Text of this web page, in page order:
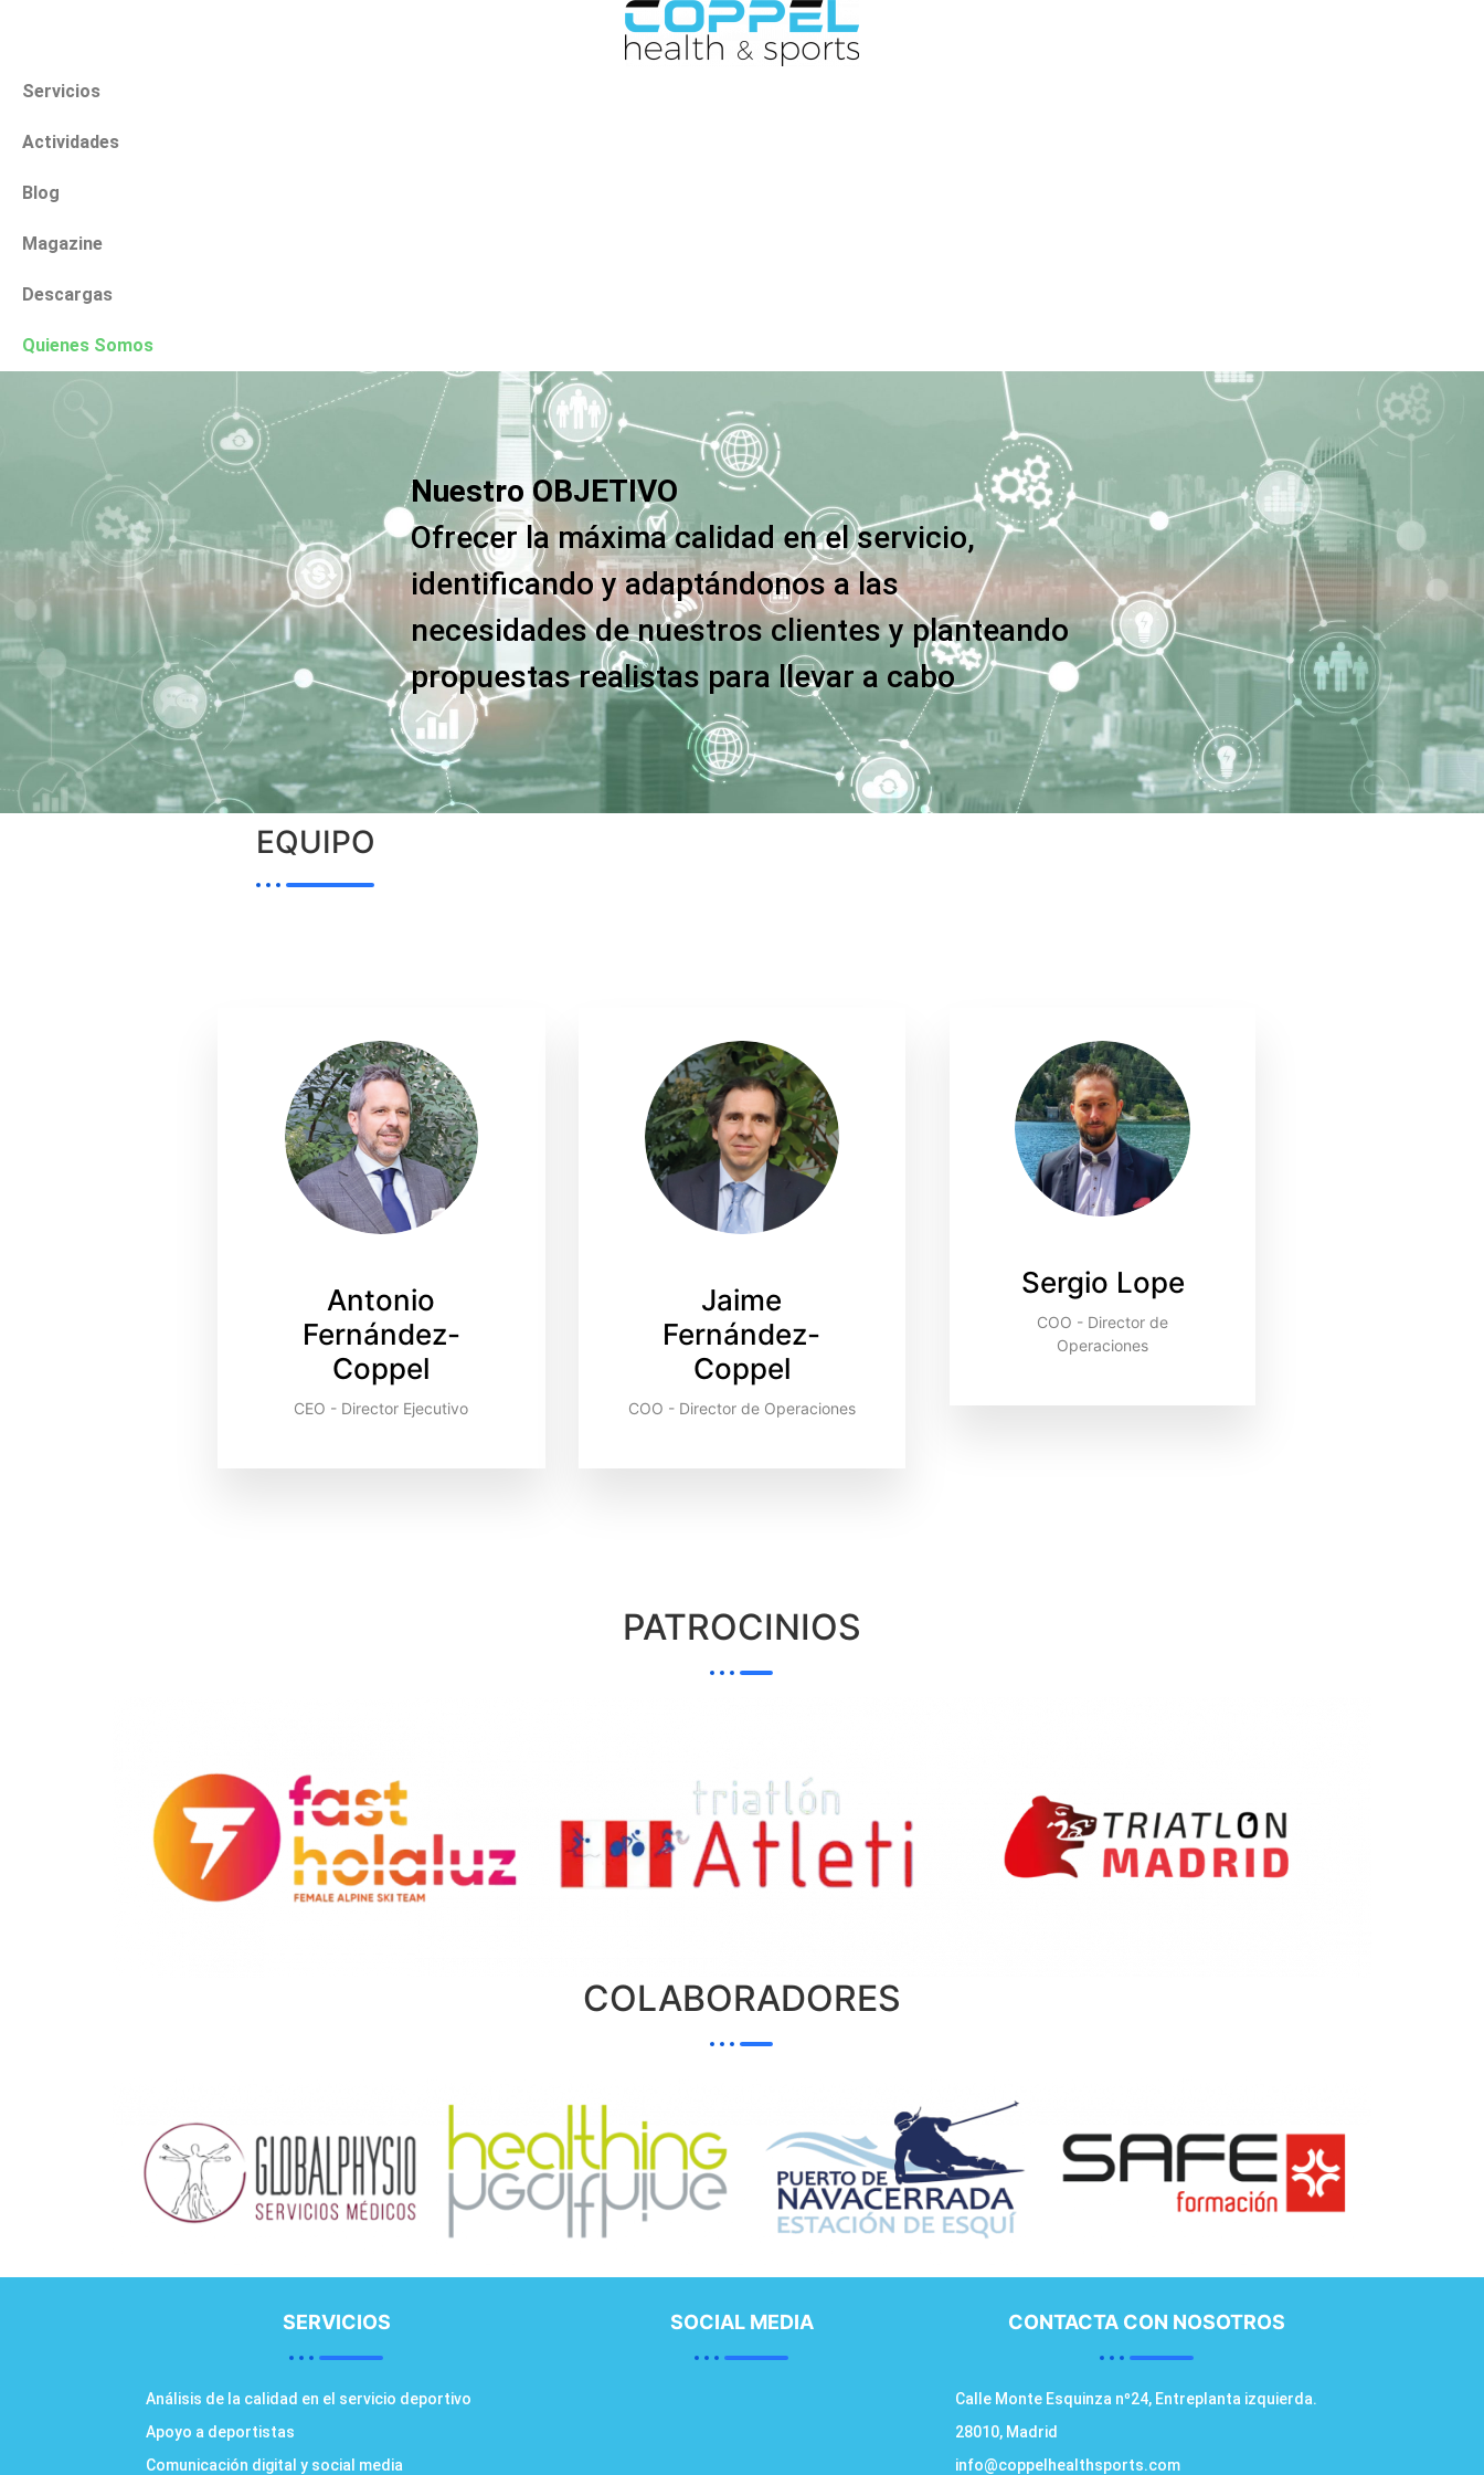
Servicios
Actividades
Blog
Magazine
Descargas
Quienes Somos
Nuestro OBJETIVO
Ofrecer la máxima calidad en el servicio,
identificando y adaptándonos a las
necesidades de nuestros clientes y planteando
propuestas realistas para llevar a cabo
EQUIPO
Antonio
Fernández-
Coppel
CEO - Director Ejecutivo
Jaime
Fernández-
Coppel
COO - Director de Operaciones
Sergio Lope
COO - Director de
Operaciones
PATROCINIOS
COLABORADORES
SERVICIOS
Análisis de la calidad en el servicio deportivo
Apoyo a deportistas
Comunicación digital y social media
SOCIAL MEDIA CONTACTA CON NOSOTROS
Calle Monte Esquinza nº24, Entreplanta izquierda.
28010, Madrid
info@coppelhealthsports.com